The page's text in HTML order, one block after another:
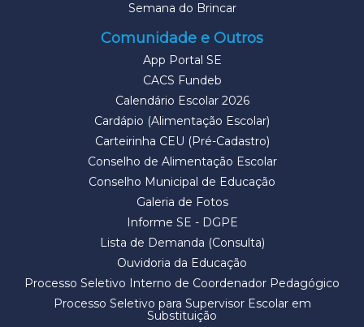
Semana do Brincar
Comunidade e Outros
App Portal SE
CACS Fundeb
Calendário Escolar 2026
Cardápio (Alimentação Escolar)
Carteirinha CEU (Pré-Cadastro)
Conselho de Alimentação Escolar
Conselho Municipal de Educação
Galeria de Fotos
Informe SE - DGPE
Lista de Demanda (Consulta)
Ouvidoria da Educação
Processo Seletivo Interno de Coordenador Pedagógico
Processo Seletivo para Supervisor Escolar em
Substituição